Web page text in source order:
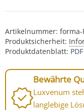
Artikelnummer: forma-
Produktsicherheit:
Produktdatenblatt: PDF
Bewährte
Luxvenum
langlebige